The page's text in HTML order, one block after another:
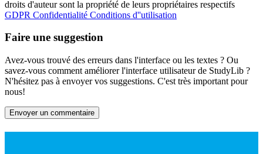
droits d'auteur sont la propriété de leurs propriétaires respectifs
GDPR Confidentialité Conditions d''utilisation
Faire une suggestion
Avez-vous trouvé des erreurs dans l'interface ou les textes ? Ou
savez-vous comment améliorer l'interface utilisateur de StudyLib ?
N'hésitez pas à envoyer vos suggestions. C'est très important pour
nous!
Envoyer un commentaire